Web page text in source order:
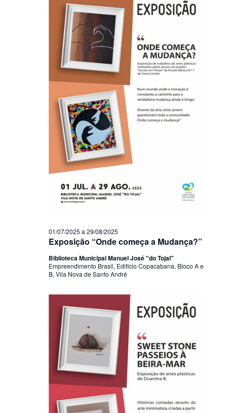
Exposição “Onde começa a Mudança?”
01/07/2025 a 29/08/2025
Biblioteca Municipal Manuel José "do Tojal"
Empreendimento Brasil, Edifício Copacabana, Bloco A e
B, Vila Nova de Santo André